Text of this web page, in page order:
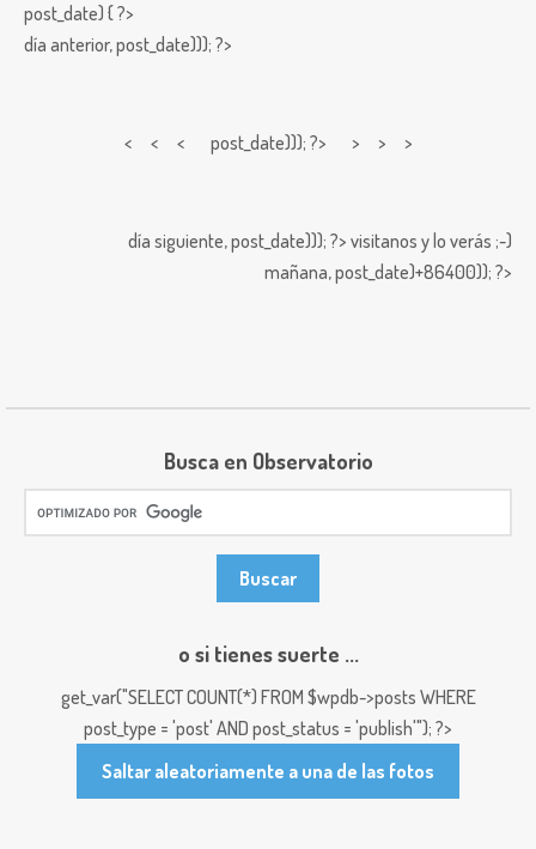
post_date) { ?>
día anterior,post_date))); ?>
< < < post_date))); ?> > > >
día siguiente,post_date))); ?> visitanos y lo verás ;-)
mañana,post_date)+86400)); ?>
Busca en Observatorio
o si tienes suerte ...
get_var("SELECT COUNT(*) FROM $wpdb->posts WHERE
post_type = 'post' AND post_status = 'publish'"); ?>
Saltar aleatoriamente a una de las fotos